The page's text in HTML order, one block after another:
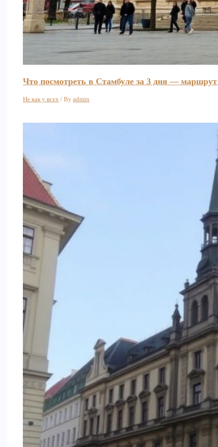
Что посмотреть в Стамбуле за 3 дня — маршрут
Не как у всех/ By admin